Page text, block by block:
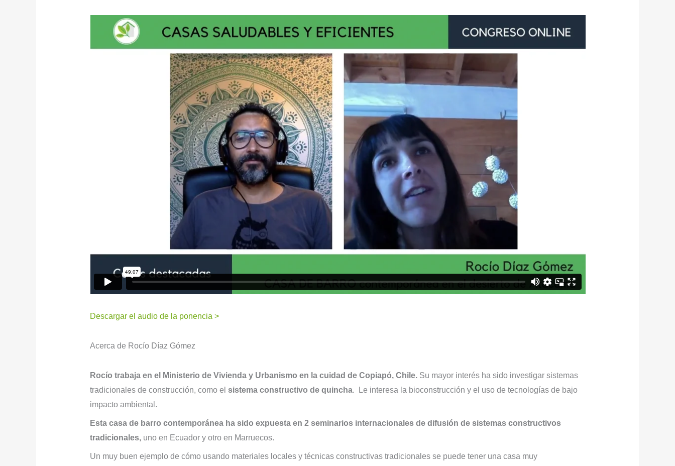
Descargar el audio de la ponencia >
Acerca de Rocío Díaz Gómez
Rocío trabaja en el Ministerio de Vivienda y Urbanismo en la cuidad de Copiapó, Chile.Su mayor interés ha sido investigar sistemas
tradicionales de construcción, como el sistema constructivo de quincha. Le interesa la bioconstrucción y el uso de tecnologías de bajo
impacto ambiental.
Esta casa de barro contemporánea ha sido expuesta en 2 seminarios internacionales de difusión de sistemas constructivos
tradicionales,uno en Ecuador y otro en Marruecos.
Un muy buen ejemplo de cómo usando materiales locales y técnicas constructivas tradicionales se puede tener una casa muy